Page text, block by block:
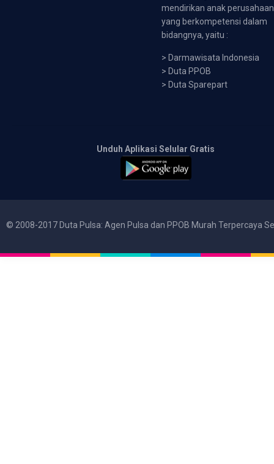
mendirikan anak perusahaan
yang berkompetensi dalam
bidangnya, yaitu :
> Darmawisata Indonesia
> Duta PPOB
> Duta Sparepart
Unduh Aplikasi Selular Gratis
© 2008-2017 Duta Pulsa: Agen Pulsa dan PPOB Murah Terpercaya